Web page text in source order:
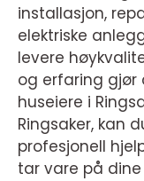
installasjon,
elektriske
levere
og erfaring
huseiere i
Ringsaker, kan
profesjonell
tar vare på dine